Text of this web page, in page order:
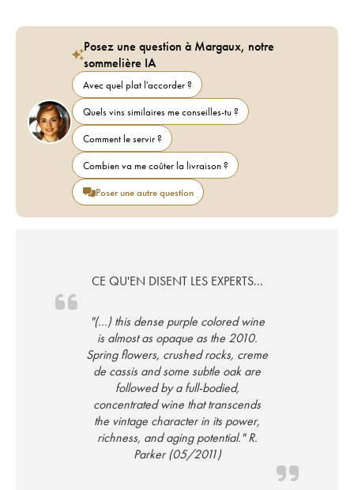
Posez une question à Margaux, notre
sommelière IA
Avec quel plat l'accorder ?
Quels vins similaires me conseilles-tu ?
Comment le servir ?
Combien va me coûter la livraison ?
Poser une autre question
CE QU'EN DISENT LES EXPERTS...
"(...) this dense purple colored wine
is almost as opaque as the 2010.
Spring flowers, crushed rocks, creme
de cassis and some subtle oak are
followed by a full-bodied,
concentrated wine that transcends
the vintage character in its power,
richness, and aging potential." R.
Parker (05/2011)